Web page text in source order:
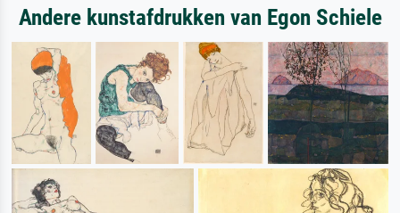
Andere kunstafdrukken van Egon Schiele